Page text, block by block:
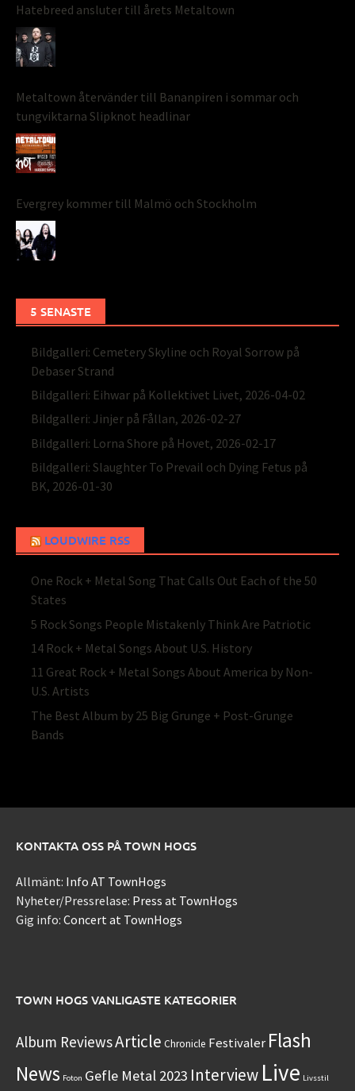
Hatebreed ansluter till årets Metaltown
Metaltown återvänder till Bananpiren i sommar och
tungviktarna Slipknot headlinar
Evergrey kommer till Malmö och Stockholm
5 SENASTE
Bildgalleri: Cemetery Skyline och Royal Sorrow på
Debaser Strand
Bildgalleri: Eihwar på Kollektivet Livet, 2026-04-02
Bildgalleri: Jinjer på Fållan, 2026-02-27
Bildgalleri: Lorna Shore på Hovet, 2026-02-17
Bildgalleri: Slaughter To Prevail och Dying Fetus på
BK, 2026-01-30
LOUDWIRE RSS
One Rock + Metal Song That Calls Out Each of the 50
States
5 Rock Songs People Mistakenly Think Are Patriotic
14 Rock + Metal Songs About U.S. History
11 Great Rock + Metal Songs About America by Non-
U.S. Artists
The Best Album by 25 Big Grunge + Post-Grunge
Bands
KONTAKTA OSS PÅ TOWN HOGS
Allmänt: Info AT TownHogs
Nyheter/Pressrelase: Press at TownHogs
Gig info: Concert at TownHogs
TOWN HOGS VANLIGASTE KATEGORIER
Album ReviewsArticle Chronicle Festivaler Flash
News Foton Gefle Metal 2023 Interview Live Livsstil